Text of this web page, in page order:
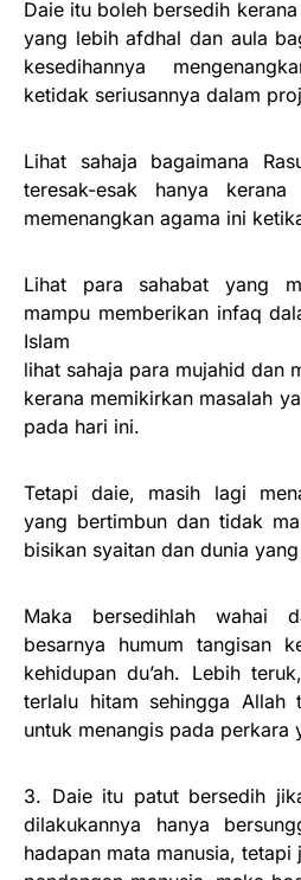
Daie itu boleh bersedih
yang lebih afdhal dan aula
kesedihannya
ketidak seriusannya dalam
Lihat sahaja bagaimana
teresak-esak hanya
memenangkan agama ini
Lihat para sahabat yang
mampu memberikan infaq
Islam
lihat sahaja para mujahid dan
kerana memikirkan masalah
pada hari ini.
Tetapi daie, masih lagi
yang bertimbun dan tidak
bisikan syaitan dan dunia
Maka bersedihlah wahai
besarnya humum tangisan
kehidupan du’ah. Lebih
terlalu hitam sehingga
untuk menangis pada perkara
3. Daie itu patut bersedih
dilakukannya hanya
hadapan mata manusia,